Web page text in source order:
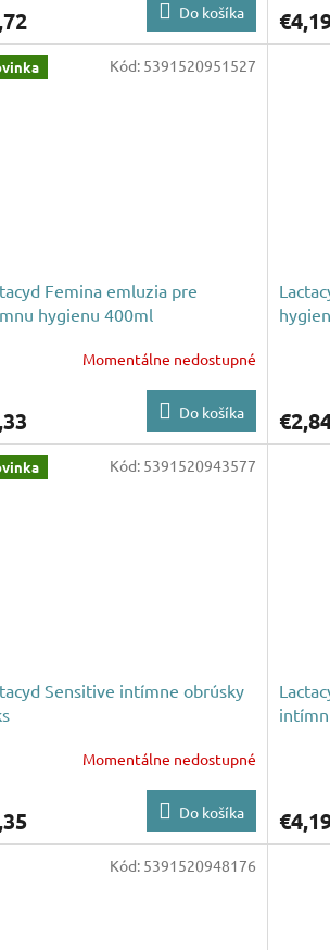
Do košíka
Femina emluzia pre
hygienu 400ml
Momentálne nedostupné
Do košíka
Kód: 5391520951527
Sensitive intímne obrúsky
Momentálne nedostupné
Do košíka
Kód: 5391520943577
Kód: 5391520948176